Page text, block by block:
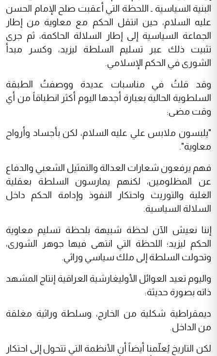
البنية السياسية ـ اللحظة التي أعقبت صلح الإمام الحسن
عليه السلام، حين انتقل الحكم مع معاوية من إطار
الجماعة السياسية إلى إطار السلالة الحاكمة، ثم جرى
تثبيت ذلك عبر تسليم السلطة ليزيد، وكسر مبدأ
الشورى في الحكم الإسلامي.
وقد قلتُ في مناسبات عديدة ووصفتُ الطبقة
السلطوية الحالية بعبارة أجدها اليوم أكثر انطباقاً من أي
وقت مضى:
"يلبسون ملابس علي عليه السلام، لكن بأجساد وأرواح
معاوية".
فهم يرفعون شعارات العدالة والتمثيل الشعبي والدفاع
عن المظلومين، لكنهم يمارسون السلطة بعقلية
الغلبة والتوريث واحتكار النفوذ وإدامة الحكم داخل
السلالة السياسية.
إننا نعيش الآن لحظة شبيهة بلحظة تسليم معاوية
الحكم ليزيد؛ اللحظة التي انتهى فيها جوهر الشورى،
وتحولت السلطة إلى ملك سياسي وراثي.
واليوم تعيد العوائل الأوليغارشية العراقية إنتاج المشهد
ذاته بصورة حديثة:
ديمقراطية شكلية من الخارج، وسلطة وراثية مغلقة
من الداخل.
لكن التاريخ يُعلّمنا أيضاً أن الأنظمة التي تتحول إلى احتكار